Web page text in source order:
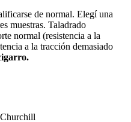
de normal. Elegí una
muestras. Taladrado
normal (resistencia a la
a la tracción demasiado